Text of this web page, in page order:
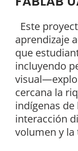
Este
aprendizaje
que
incluyendo
cercana la
indígenas
interacción
volumen y